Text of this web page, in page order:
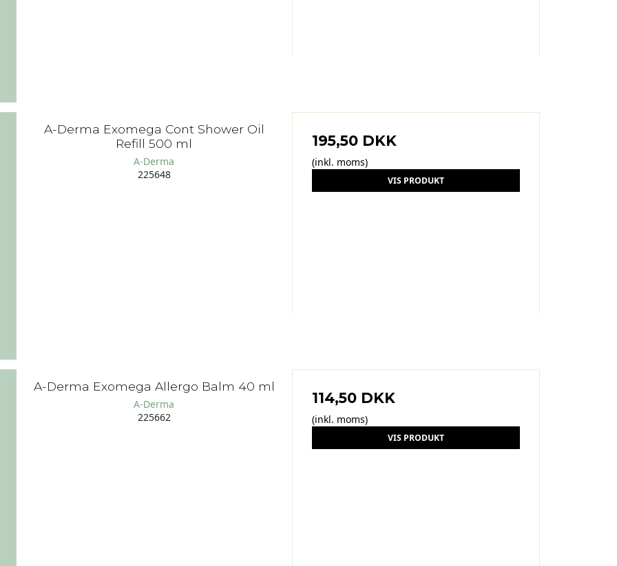
A-Derma Exomega Cont Shower Oil
Refill 500 ml
A-Derma
225648
195,50 DKK
(inkl. moms)
VIS PRODUKT
A-Derma Exomega Allergo Balm 40 ml
A-Derma
225662
114,50 DKK
(inkl. moms)
VIS PRODUKT